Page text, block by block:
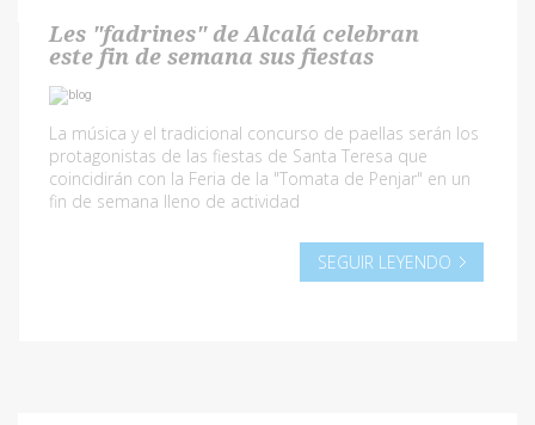
Les "fadrines" de Alcalá celebran
este fin de semana sus fiestas
La música y el tradicional concurso de paellas serán los
protagonistas de las fiestas de Santa Teresa que
coincidirán con la Feria de la "Tomata de Penjar" en un
fin de semana lleno de actividad
SEGUIR LEYENDO